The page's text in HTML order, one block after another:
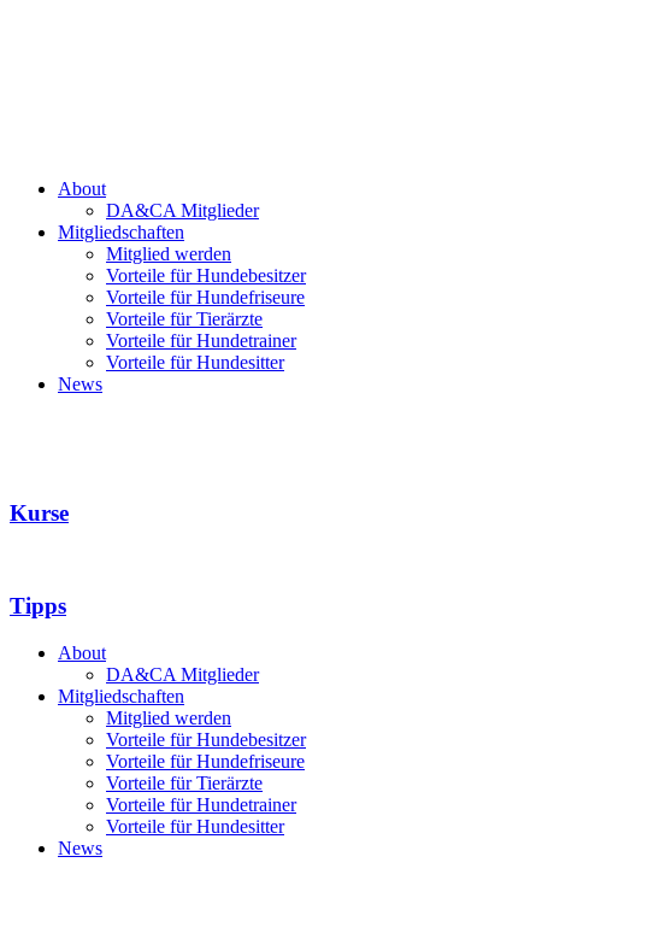
About
DA&CA Mitglieder
Mitgliedschaften
Mitglied werden
Vorteile für Hundebesitzer
Vorteile für Hundefriseure
Vorteile für Tierärzte
Vorteile für Hundetrainer
Vorteile für Hundesitter
News
Kurse
Tipps
About
DA&CA Mitglieder
Mitgliedschaften
Mitglied werden
Vorteile für Hundebesitzer
Vorteile für Hundefriseure
Vorteile für Tierärzte
Vorteile für Hundetrainer
Vorteile für Hundesitter
News